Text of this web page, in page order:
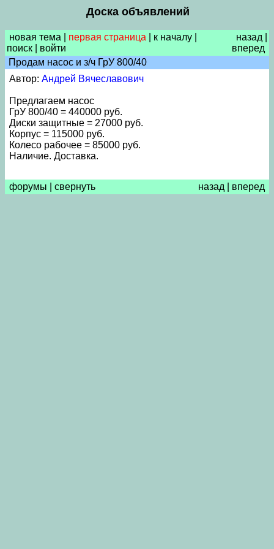
Доска объявлений
новая тема первая страница к началу
поиск
войти
назад
вперед
Продам насос и з/ч ГрУ 800/40
Автор: Андрей Вячеславович
Предлагаем насос
ГрУ 800/40 = 440000 руб.
Диски защитные = 27000 руб.
Корпус = 115000 руб.
Колесо рабочее = 85000 руб.
Наличие. Доставка.
форумы свернуть назад вперед